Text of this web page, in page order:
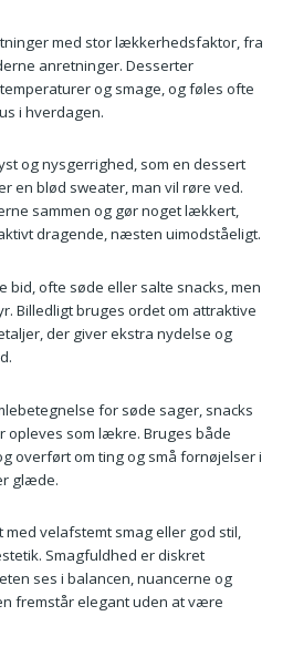
med stor lækkerhedsfaktor, fra
anretninger. Desserter
og smage, og føles ofte
i hverdagen.
og nysgerrighed, som en dessert
en blød sweater, man vil røre ved.
sammen og gør noget lækkert,
dragende, næsten uimodståeligt.
bid, ofte søde eller salte snacks, men
Billedligt bruges ordet om attraktive
der giver ekstra nydelse og
for søde sager, snacks
opleves som lækre. Bruges både
overført om ting og små fornøjelser i
glæde.
med velafstemt smag eller god stil,
Smagfuldhed er diskret
ses i balancen, nuancerne og
fremstår elegant uden at være